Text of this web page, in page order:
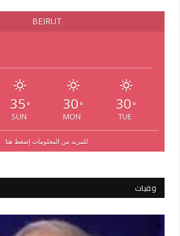
BEIRUT
35 °
SUN
30 °
MON
30 °
TUE
للمزيد من المعلومات إضغط هنا
وفيات